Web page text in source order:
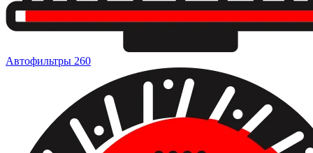
Автофильтры 260